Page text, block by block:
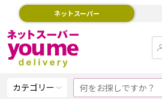
ネットスーパー
カテゴリー